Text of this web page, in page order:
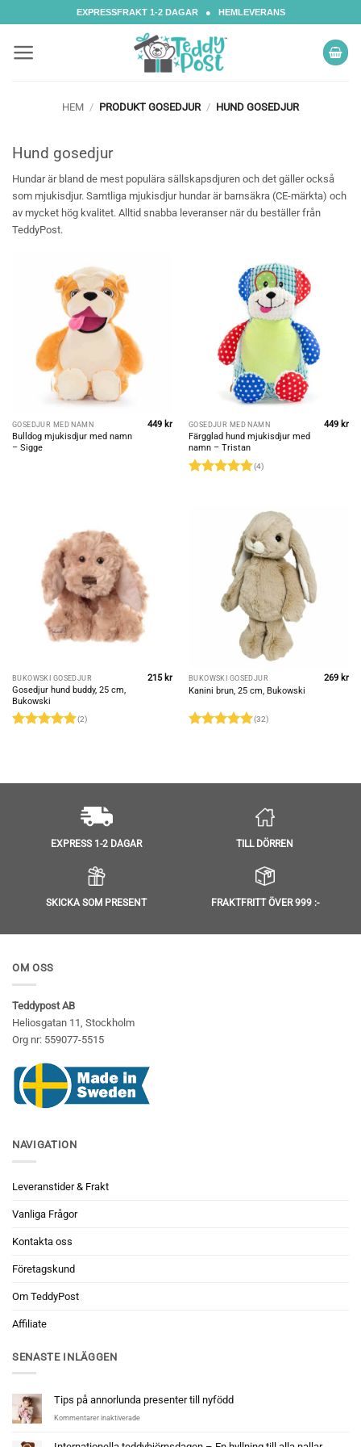
to
EXPRESSFRAKT 1-2 DAGAR ● HEMLEVERANS
HEM / PRODUKT GOSEDJUR / HUND GOSEDJUR
Hund gosedjur
Hundar är bland de mest populära sällskapsdjuren och det gäller också
som mjukisdjur. Samtliga mjukisdjur hundar är barnsäkra (CE-märkta) och
av mycket hög kvalitet. Alltid snabba leveranser när du beställer från
TeddyPost.
GOSEDJUR MED NAMN
Bulldog mjukisdjur med namn
– Sigge
449 kr GOSEDJUR MED NAMN
Färgglad hund mjukisdjur med
namn – Tristan
(4)
449 kr
BUKOWSKI GOSEDJUR
Gosedjur hund buddy, 25 cm,
Bukowski
(2)
215kr BUKOWSKI GOSEDJUR
Kanini brun, 25 cm, Bukowski
(32)
269kr
EXPRESS 1-2 DAGAR TILL DÖRREN
SKICKA SOM PRESENT FRAKTFRITT ÖVER 999 :-
OM OSS
Teddypost AB
Heliosgatan 11, Stockholm
Org nr: 559077-5515
NAVIGATION
Leveranstider & Frakt
Vanliga Frågor
Kontakta oss
Företagskund
Om TeddyPost
Affiliate
SENASTE INLÄGGEN
Tips på annorlunda presenter till nyfödd
Kommentarer inaktiveradeför
på